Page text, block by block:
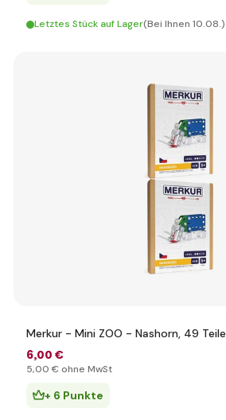
Letztes Stück auf Lager(Bei Ihnen 10.08.)
Merkur - Mini ZOO - Nashorn, 49 Teile
6,00 €
5,00 € ohne MwSt
+ 6 Punkte